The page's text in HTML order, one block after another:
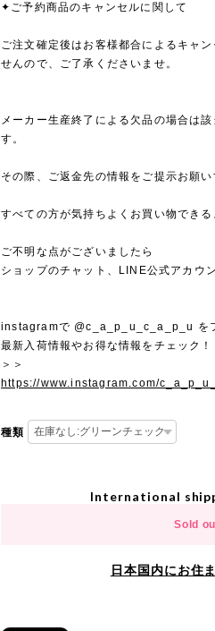
✦ご予約商品のキャンセルに関して
ご注文確定後はお客様都合によるキャ
せんので、ご了承くださいませ。
メーカー生産終了による欠品の場合は
す。
その際、ご返金先の情報をご提示お願い
すべての方が気持ちよくお買い物できる
ご不明な点がございましたら
ショップのチャット、LINE公式アカウ
instagramで @c_a_p_u_c_a_p_u を
最新入荷情報やお得な情報をチェック！
＞＞
https://www.instagram.com/
種類
International
Sold
日本国内にお住